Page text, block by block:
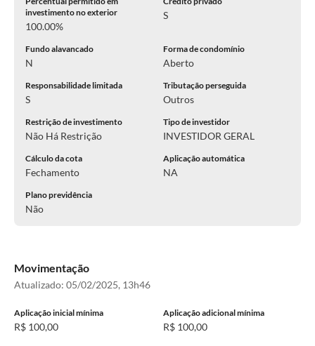
investimento no exterior
100.00%
S
Fundo alavancado
N
Forma de condomínio
Aberto
Responsabilidade limitada
S
Tributação perseguida
Outros
Restrição de investimento
Não Há Restrição
Tipo de investidor
INVESTIDOR GERAL
Cálculo da cota
Fechamento
Aplicação automática
NA
Plano previdência
Não
Movimentação
Atualizado: 05/02/2025, 13h46
Aplicação inicial mínima
R$ 100,00
Aplicação adicional mínima
R$ 100,00